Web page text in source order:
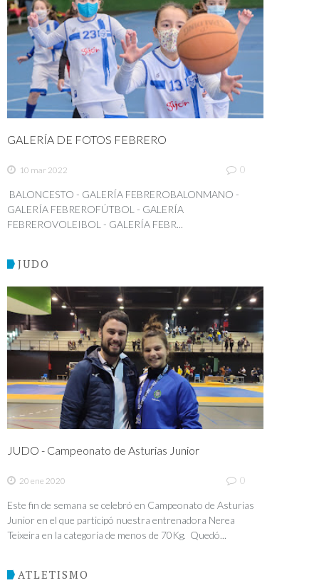
GALERÍA DE FOTOS FEBRERO
10 mar 2022 0
BALONCESTO - GALERÍA FEBREROBALONMANO -
GALERÍA FEBREROFÚTBOL - GALERÍA
FEBREROVOLEIBOL - GALERÍA FEBR...
JUDO
JUDO - Campeonato de Asturias Junior
20 ene 2020 0
Este fin de semana se celebró en Campeonato de Asturias
Junior en el que participó nuestra entrenadora Nerea
Teixeira en la categoría de menos de 70Kg. Quedó...
ATLETISMO